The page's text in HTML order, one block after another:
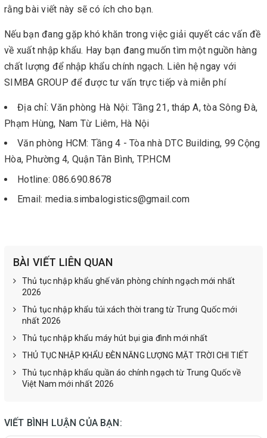
rằng bài viết này sẽ có ích cho bạn.
Nếu bạn đang gặp khó khăn trong việc giải quyết các vấn đề
về xuất nhập khẩu. Hay bạn đang muốn tìm một nguồn hàng
chất lượng để nhập khẩu chính ngạch. Liên hệ ngay với
SIMBA GROUP để được tư vấn trực tiếp và miễn phí
Địa chỉ: Văn phòng Hà Nội: Tầng 21, tháp A, tòa Sông Đà,
Phạm Hùng, Nam Từ Liêm, Hà Nội
Văn phòng HCM: Tầng 4 - Tòa nhà DTC Building, 99 Cộng
Hòa, Phường 4, Quận Tân Bình, TP.HCM
Hotline: 086.690.8678
Email: media.simbalogistics@gmail.com
BÀI VIẾT LIÊN QUAN
Thủ tục nhập khẩu ghế văn phòng chính ngạch mới nhất
2026
Thủ tục nhập khẩu túi xách thời trang từ Trung Quốc mới
nhất 2026
Thủ tục nhập khẩu máy hút bụi gia đình mới nhất
THỦ TỤC NHẬP KHẨU ĐÈN NĂNG LƯỢNG MẶT TRỜI CHI TIẾT
Thủ tục nhập khẩu quần áo chính ngạch từ Trung Quốc về
Việt Nam mới nhất 2026
VIẾT BÌNH LUẬN CỦA BẠN: